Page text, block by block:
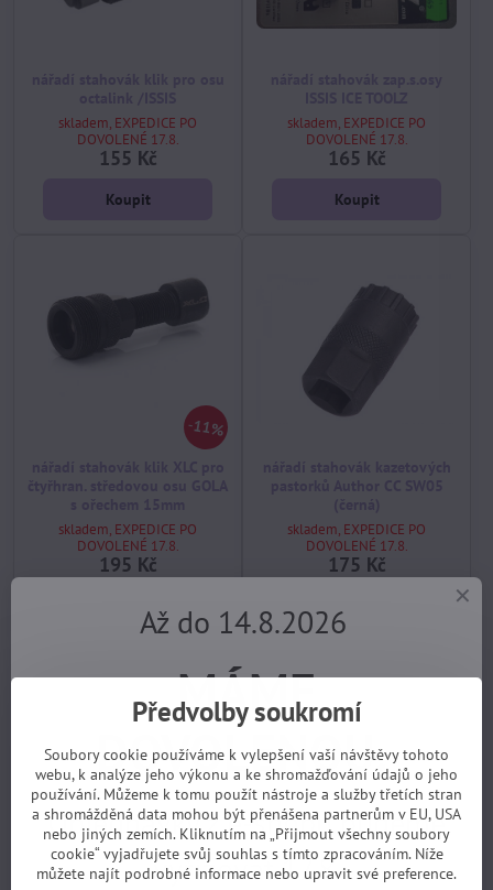
skladem, EXPEDICE PO
DOVOLENÉ 17.8.
155 Kč
Koupit
skladem, EXPEDICE PO
DOVOLENÉ 17.8.
165 Kč
Koupit
11%
skladem, EXPEDICE PO
DOVOLENÉ 17.8.
195 Kč
skladem, EXPEDICE PO
DOVOLENÉ 17.8.
175 Kč
nářadí klíč stahovací kazety
nářadí klíč stahovací
Předvolby soukromí
Soubory cookie používáme k vylepšení vaší návštěvy tohoto
webu, k analýze jeho výkonu a ke shromažďování údajů o jeho
používání. Můžeme k tomu použít nástroje a služby třetích stran
a shromážděná data mohou být přenášena partnerům v EU, USA
nebo jiných zemích. Kliknutím na „Přijmout všechny soubory
cookie“ vyjadřujete svůj souhlas s tímto zpracováním. Níže
můžete najít podrobné informace nebo upravit své preference.
Až do 14.8.2026
MÁME
DOVOLENOU.
Objednávky z e-shopu budeme
vyřizovat 17.8.